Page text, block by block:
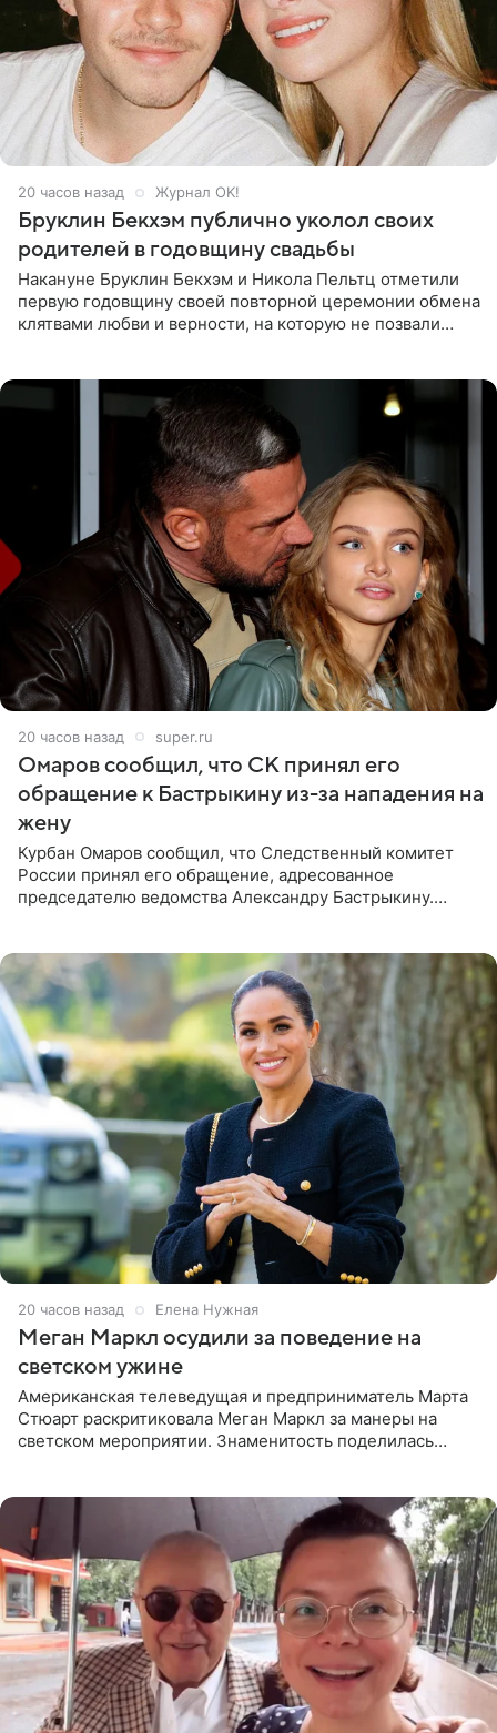
20 часов назад Журнал OK!
Бруклин Бекхэм публично уколол своих
родителей в годовщину свадьбы
Накануне Бруклин Бекхэм и Никола Пельтц отметили
первую годовщину своей повторной церемонии обмена
клятвами любви и верности, на которую не позвали
20 часов назад super.ru
Омаров сообщил, что СК принял его
обращение к Бастрыкину из-за нападения на
жену
Курбан Омаров сообщил, что Следственный комитет
России принял его обращение, адресованное
председателю ведомства Александру Бастрыкину.
20 часов назад Елена Нужная
Меган Маркл осудили за поведение на
светском ужине
Американская телеведущая и предприниматель Марта
Стюарт раскритиковала Меган Маркл за манеры на
светском мероприятии. Знаменитость поделилась